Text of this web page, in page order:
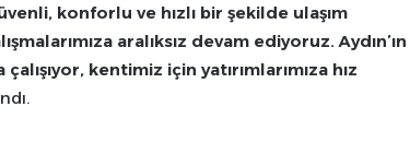
konforlu ve hızlı bir şekilde ulaşım
aralıksız devam ediyoruz. Aydın’ın
kentimiz için yatırımlarımıza hız